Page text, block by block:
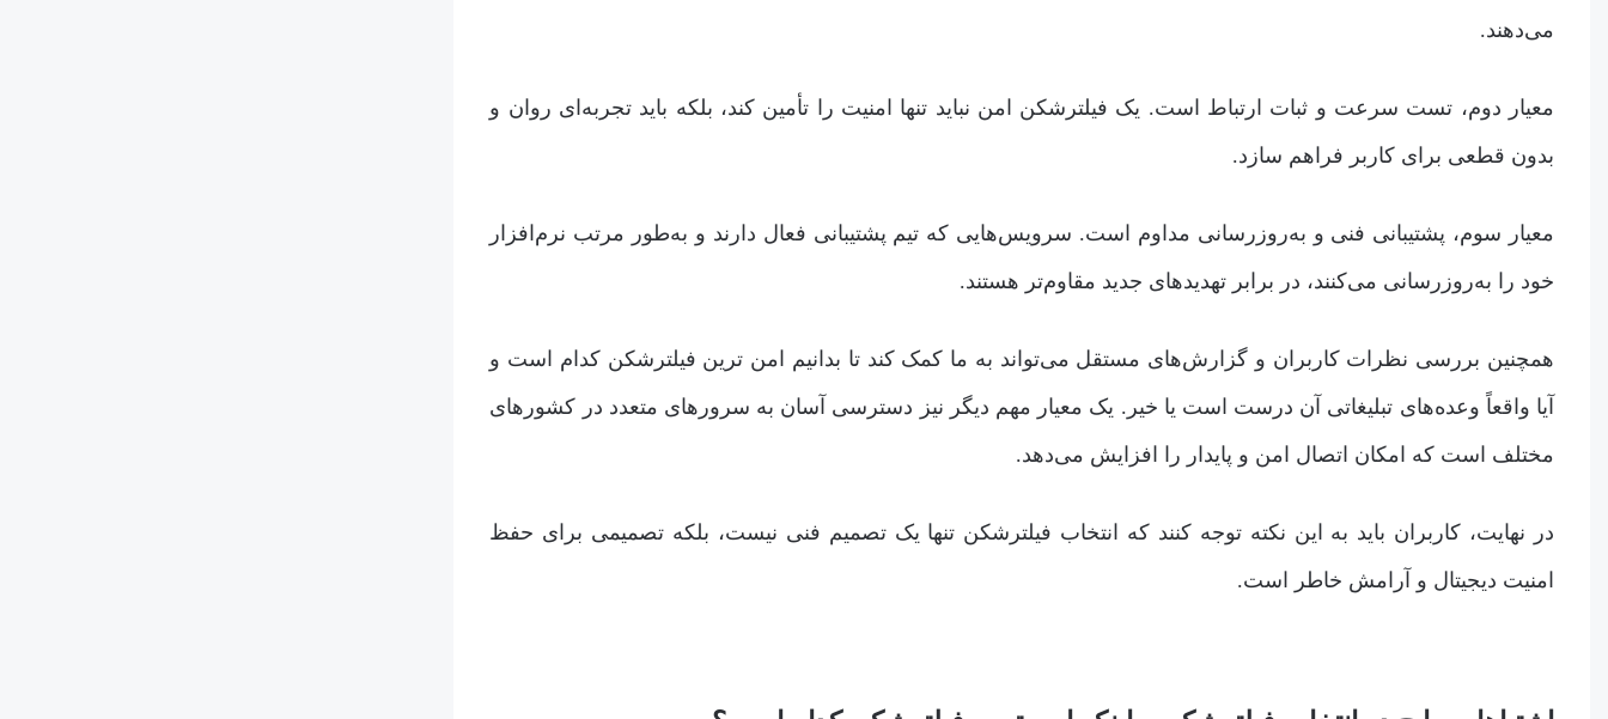
می‌دهند.
معیار دوم، تست سرعت و ثبات ارتباط است. یک فیلترشکن امن نباید تنها امنیت را تأمین کند، بلکه باید تجربه‌ای روان و
بدون قطعی برای کاربر فراهم سازد.
معیار سوم، پشتیبانی فنی و به‌روزرسانی مداوم است. سرویس‌هایی که تیم پشتیبانی فعال دارند و به‌طور مرتب نرم‌افزار
خود را به‌روزرسانی می‌کنند، در برابر تهدیدهای جدید مقاوم‌تر هستند.
همچنین بررسی نظرات کاربران و گزارش‌های مستقل می‌تواند به ما کمک کند تا بدانیم امن ترین فیلترشکن کدام است و
آیا واقعاً وعده‌های تبلیغاتی آن درست است یا خیر. یک معیار مهم دیگر نیز دسترسی آسان به سرورهای متعدد در کشورهای
مختلف است که امکان اتصال امن و پایدار را افزایش می‌دهد.
در نهایت، کاربران باید به این نکته توجه کنند که انتخاب فیلترشکن تنها یک تصمیم فنی نیست، بلکه تصمیمی برای حفظ
امنیت دیجیتال و آرامش خاطر است.